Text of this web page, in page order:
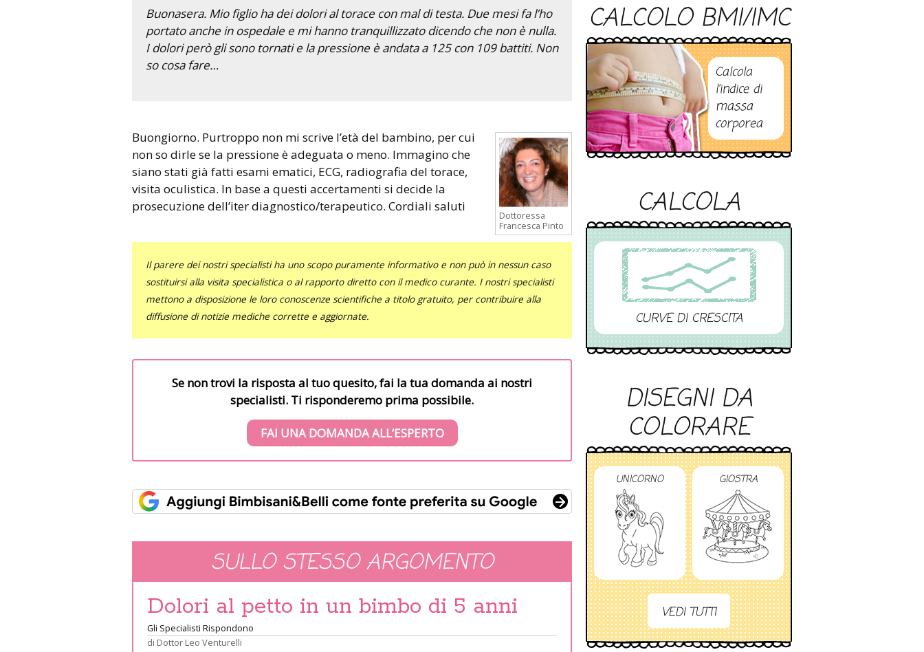
Buonasera. Mio figlio ha dei dolori al torace con mal di testa. Due mesi fa l’ho
portato anche in ospedale e mi hanno tranquillizzato dicendo che non è nulla.
I dolori però gli sono tornati e la pressione è andata a 125 con 109 battiti. Non
so cosa fare…
Dottoressa
Francesca Pinto
Buongiorno. Purtroppo non mi scrive l’età del bambino, per cui
non so dirle se la pressione è adeguata o meno. Immagino che
siano stati già fatti esami ematici, ECG, radiografia del torace,
visita oculistica. In base a questi accertamenti si decide la
prosecuzione dell’iter diagnostico/terapeutico. Cordiali saluti
Il parere dei nostri specialisti ha uno scopo puramente informativo e non può in nessun caso
sostituirsi alla visita specialistica o al rapporto diretto con il medico curante. I nostri specialisti
mettono a disposizione le loro conoscenze scientifiche a titolo gratuito, per contribuire alla
diffusione di notizie mediche corrette e aggiornate.
Se non trovi la risposta al tuo quesito, fai la tua domanda ai nostri
specialisti. Ti risponderemo prima possibile.
FAI UNA DOMANDA ALL’ESPERTO
SULLO STESSO ARGOMENTO
Dolori al petto in un bimbo di 5 anni
Gli Specialisti Rispondono
di Dottor Leo Venturelli
CALCOLO BMI/IMC
Calcola
l’indice di
massa
corporea
CALCOLA
CURVE DI CRESCITA
DISEGNI DA
COLORARE
UNICORNO GIOSTRA
VEDI TUTTI